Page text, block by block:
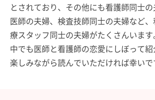
とされており、その他にも看護師同士
医師の夫婦、検査技師同士の夫婦など
療スタッフ同士の夫婦がたくさんいま
中でも医師と看護師の恋愛にしぼって紹
楽しみながら読んでいただければ幸いで